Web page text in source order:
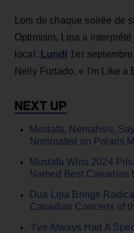
Lors de chaque soirée de
Optimism, Lipa a
local. Lundi 1er
Nelly Furtado, « I'm Like a
Mustafa, Nemahsis,
Nominated on Polaris
Mustafa Wins 2024
Named Best Canadian
Dua Lipa Brings
Canadian Concerts of
‘I’ve Always Had A